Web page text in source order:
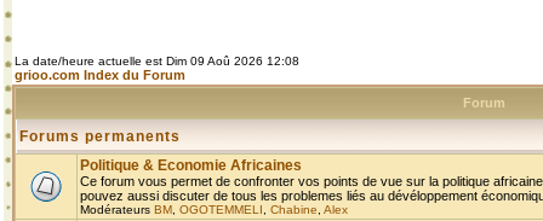
La date/heure actuelle est Dim 09 Aoû 2026 12:08
grioo.com Index du Forum
Forum
Forums permanents
Politique & Economie Africaines
Ce forum vous permet de confronter vos points de vue sur la politique
pouvez aussi discuter de tous les problemes liés au dévéloppement
Modérateurs BM OGOTEMMELI Chabine Alex